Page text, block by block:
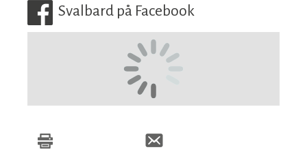
Svalbard på Facebook